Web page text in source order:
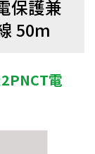
保護兼
50m
電